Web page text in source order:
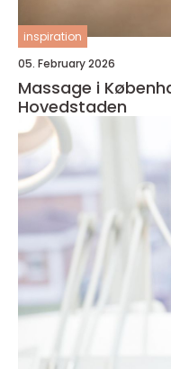
inspiration
05. February 2026
Massage i
Hovedstaden